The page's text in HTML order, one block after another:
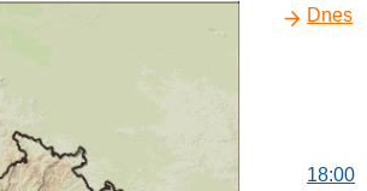
Dnes
18:00